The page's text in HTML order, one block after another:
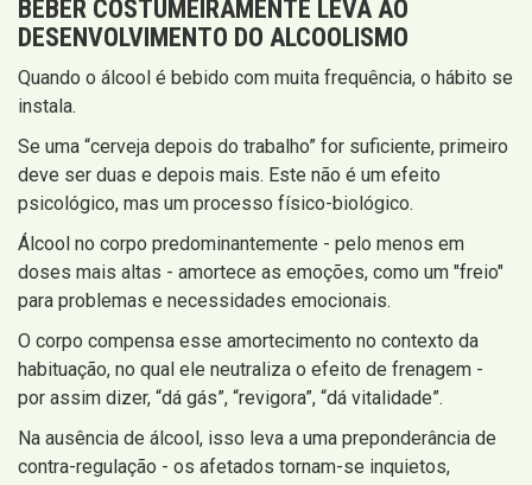
BEBER COSTUMEIRAMENTE LEVA AO
DESENVOLVIMENTO DO ALCOOLISMO
Quando o álcool é bebido com muita frequência, o hábito se
instala.
Se uma “cerveja depois do trabalho” for suficiente, primeiro
deve ser duas e depois mais. Este não é um efeito
psicológico, mas um processo físico-biológico.
Álcool no corpo predominantemente - pelo menos em
doses mais altas - amortece as emoções, como um "freio"
para problemas e necessidades emocionais.
O corpo compensa esse amortecimento no contexto da
habituação, no qual ele neutraliza o efeito de frenagem -
por assim dizer, “dá gás”, “revigora”, “dá vitalidade”.
Na ausência de álcool, isso leva a uma preponderância de
contra-regulação - os afetados tornam-se inquietos,